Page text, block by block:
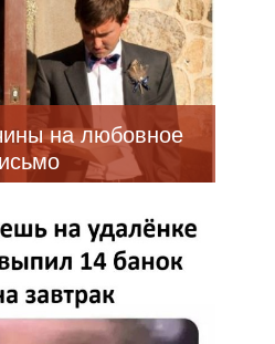
на любовное